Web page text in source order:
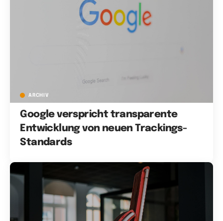
ARCHIV
Google verspricht transparente
Entwicklung von neuen Trackings-
Standards